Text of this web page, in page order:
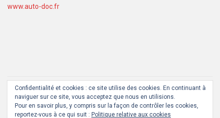
Confidentialité et cookies : ce site utilise des cookies. En continuant à
naviguer sur ce site, vous acceptez que nous en utilisions.
Pour en savoir plus, y compris sur la façon de contrôler les cookies,
reportez-vous à ce qui suit : Politique relative aux cookies
www.auto-doc.fr
ByBKNinja